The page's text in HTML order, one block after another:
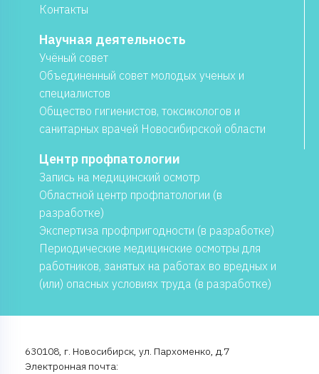
Контакты
Научная деятельность
Учёный совет
Объединенный совет молодых ученых и
специалистов
Общество гигиенистов, токсикологов и
санитарных врачей Новосибирской области
Центр профпатологии
Запись на медицинский осмотр
Областной центр профпатологии (в
разработке)
Экспертиза профпригодности (в разработке)
Периодические медицинские осмотры для
работников, занятых на работах во вредных и
(или) опасных условиях труда (в разработке)
630108, г. Новосибирск, ул. Пархоменко, д.7
Электронная почта: